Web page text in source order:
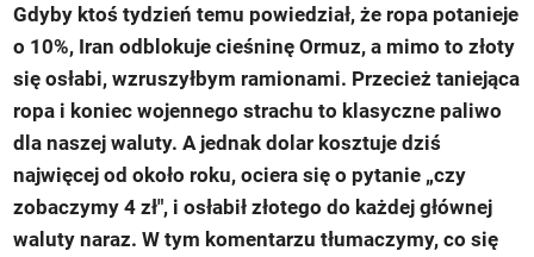
Gdyby ktoś tydzień temu powiedział, że ropa potanieje
o 10%, Iran odblokuje cieśninę Ormuz, a mimo to złoty
się osłabi, wzruszyłbym ramionami. Przecież taniejąca
ropa i koniec wojennego strachu to klasyczne paliwo
dla naszej waluty. A jednak dolar kosztuje dziś
najwięcej od około roku, ociera się o pytanie „czy
zobaczymy 4 zł", i osłabił złotego do każdej głównej
waluty naraz. W tym komentarzu tłumaczymy, co się